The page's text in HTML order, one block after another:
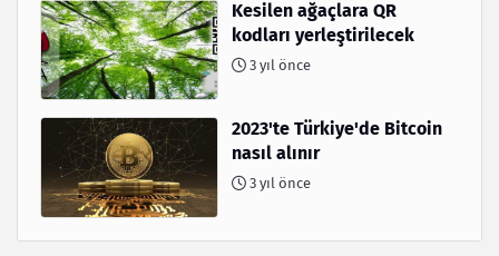
Kesilen ağaçlara QR
kodları yerleştirilecek
3 yıl önce
2023'te Türkiye'de Bitcoin
nasıl alınır
3 yıl önce